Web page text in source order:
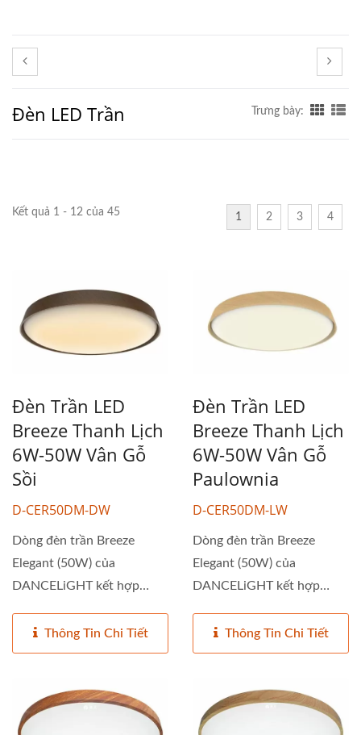
Đèn LED Trần Trưng bày:
Kết quả 1 - 12 của 45 1 2 3 4
Đèn Trần LED
Breeze Thanh Lịch
6W-50W Vân Gỗ
Sồi
D-CER50DM-DW
Dòng đèn trần Breeze
Elegant (50W) của
DANCELiGHT kết hợp
Thông Tin Chi Tiết
Đèn Trần LED
Breeze Thanh Lịch
6W-50W Vân Gỗ
Paulownia
D-CER50DM-LW
Dòng đèn trần Breeze
Elegant (50W) của
DANCELiGHT kết hợp
Thông Tin Chi Tiết